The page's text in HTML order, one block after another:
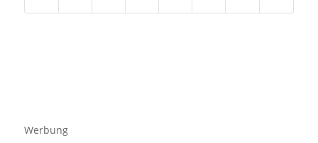
Werbung